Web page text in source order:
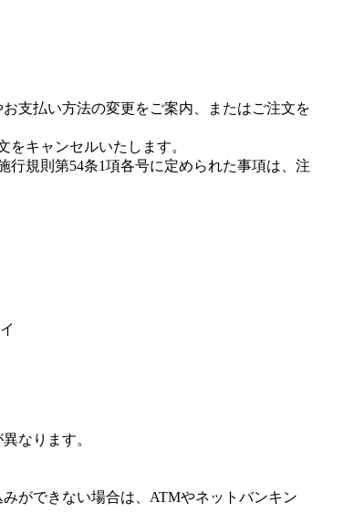
支払い方法の変更をご案内、またはご注文を
キャンセルいたします。
行規則第54条1項各号に定められた事項は、注
なります。
ができない場合は、ATMやネットバンキン